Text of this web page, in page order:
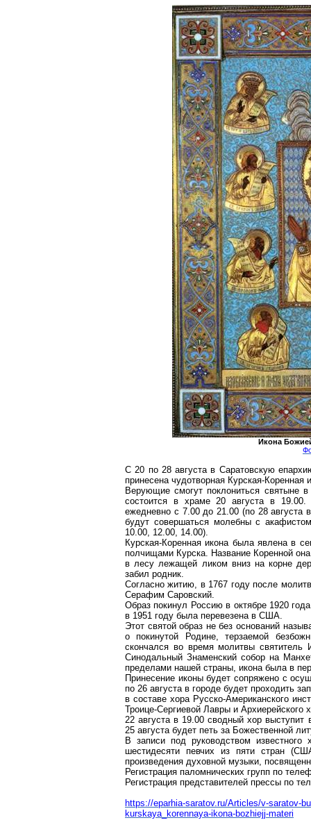
Икона
С 20 по 28 августа в Саратовскую
принесена чудотворная Курская-Коренная
Верующие смогут поклониться святыне
состоится в храме 20 августа в
ежедневно с 7.00 до 21.00 (по 28 августа
будут совершаться молебны с
10.00, 12.00, 14.00).
Курская-Коренная икона была явлена в
полчищами Курска. Название Коренной
в лесу лежащей ликом вниз на корне
забил родник.
Согласно житию, в 1767 году после
Серафим Саровский.
Образ покинул Россию в октябре 1920
в 1951 году была перевезена в США.
Этот святой образ не без оснований
о покинутой Родине, терзаемой
скончался во время молитвы
Синодальный Знаменский собор на
пределами нашей страны, икона была в
Принесение иконы будет сопряжено с
по 26 августа в городе будет проходить
в составе хора Русско-Американского
Троице-Сергиевой Лавры и Архиерейского
22 августа в 19.00 сводный хор выступит
25 августа будет петь за Божественной
В записи под руководством
шестидесяти певчих из пяти стран
произведения духовной музыки,
Регистрация паломнических групп по
Регистрация представителей прессы по
https://eparhia-saratov.ru/Articles/v-saratov-
kurskaya_korennaya-ikona-bozhiejj-materi